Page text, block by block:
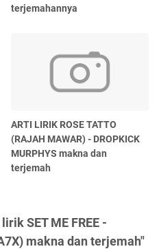
terjemahannya
ARTI LIRIK ROSE TATTO
(RAJAH MAWAR) - DROPKICK
MURPHYS makna dan
terjemah
SET ME FREE -
makna dan terjemah"